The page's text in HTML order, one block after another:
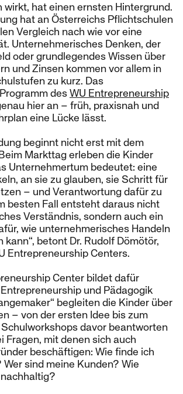
wirkt, hat einen ernsten Hintergrund.
hat an Österreichs Pflichtschulen
Vergleich nach wie vor eine
Unternehmerisches Denken, der
oder grundlegendes Wissen über
und Zinsen kommen vor allem in
zu kurz. Das
desWU Entrepreneurship
hier an – früh, praxisnah und
eine Lücke lässt.
beginnt nicht erst mit dem
Markttag erleben die Kinder
Unternehmertum bedeutet: eine
an sie zu glauben, sie Schritt für
– und Verantwortung dafür zu
besten Fall entsteht daraus nicht
Verständnis, sondern auch ein
wie unternehmerisches Handeln
betont Dr. Rudolf Dömötör,
Entrepreneurship Centers.
Center bildet dafür
und Pädagogik
begleiten die Kinder über
– von der ersten Idee bis zum
davor beantworten
Fragen, mit denen sich auch
beschäftigen: Wie finde ich
sind meine Kunden? Wie